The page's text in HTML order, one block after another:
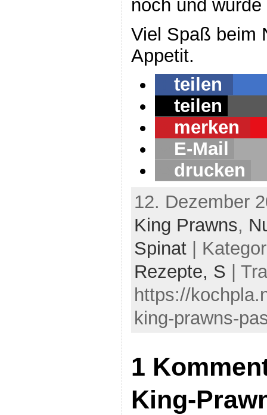
noch und
Viel Spaß beim
Appetit.
teilen
teilen
merken
E-Mail
drucken
12. Dezember
King Prawns,
Spinat|
Rezepte, S |
https://
king-prawns-
1
King-